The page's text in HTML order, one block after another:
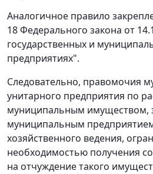
Аналогичное правило
18Федерального закона от
государственных и
предприятиях".
Следовательно, правомочия
унитарного предприятия по
муниципальным имуществом,
муниципальным
хозяйственного ведения,
необходимостью получения
на отчуждение такого